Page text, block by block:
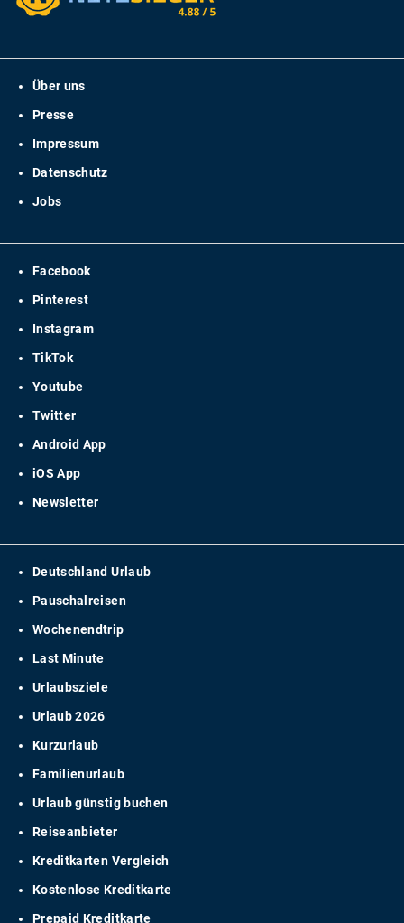
Über uns
Presse
Impressum
Datenschutz
Jobs
Facebook
Pinterest
Instagram
TikTok
Youtube
Twitter
Android App
iOS App
Newsletter
Deutschland Urlaub
Pauschalreisen
Wochenendtrip
Last Minute
Urlaubsziele
Urlaub 2026
Kurzurlaub
Familienurlaub
Urlaub günstig buchen
Reiseanbieter
Kreditkarten Vergleich
Kostenlose Kreditkarte
Prepaid Kreditkarte